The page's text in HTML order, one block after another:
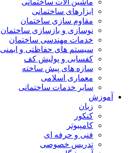
ماشین آلات ساختمانی
ابزارهای ساختمانی
مقاوم سازی ساختمان
نوسازی و بازسازی ساختمان
خدمات مهندسی ساختمان
سیستم های حفاظتی و ایمنی
کفسابی و پولیش کف
سازه های پیش ساخته
معماری اسلامی
سایر خدمات ساختمانی
آموزش
زبان
کنکور
کامپیوتر
فنی و حرفه ای
تدریس خصوصی